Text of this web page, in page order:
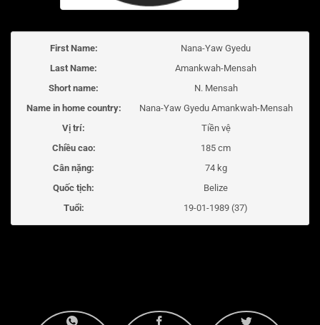
First Name:
Nana-Yaw Gyedu
Last Name:
Amankwah-Mensah
Short name:
N. Mensah
Name in home country:
Nana-Yaw Gyedu Amankwah-Mensah
Vị trí:
Tiền vệ
Chiều cao:
185 cm
Cân nặng:
74 kg
Quốc tịch:
Belize
Tuổi:
19-01-1989 (37)